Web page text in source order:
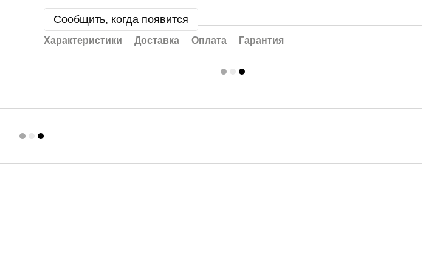
Сообщить, когда появится
Характеристики Доставка Оплата Гарантия